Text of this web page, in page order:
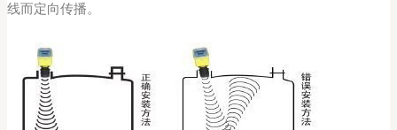
线而定向传播。